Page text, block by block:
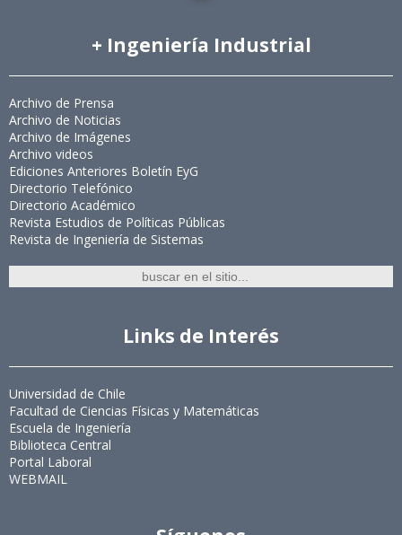
+ Ingeniería Industrial
Archivo de Prensa
Archivo de Noticias
Archivo de Imágenes
Archivo videos
Ediciones Anteriores Boletín EyG
Directorio Telefónico
Directorio Académico
Revista Estudios de Políticas Públicas
Revista de Ingeniería de Sistemas
Links de Interés
Universidad de Chile
Facultad de Ciencias Físicas y Matemáticas
Escuela de Ingeniería
Biblioteca Central
Portal Laboral
WEBMAIL